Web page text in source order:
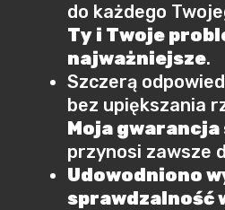
do każdego
Ty i Twoje
najważniejsze.
Szczerą
bez upiększania
Moja
przynosi zawsze
Udowodniono
sprawdzalność